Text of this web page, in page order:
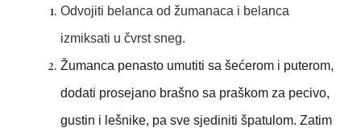
Odvojiti belanca od žumanaca i belanca
izmiksati u čvrst sneg.
Žumanca penasto umutiti sa šećerom i puterom,
dodati prosejano brašno sa praškom za pecivo,
gustin i lešnike, pa sve sjediniti špatulom. Zatim